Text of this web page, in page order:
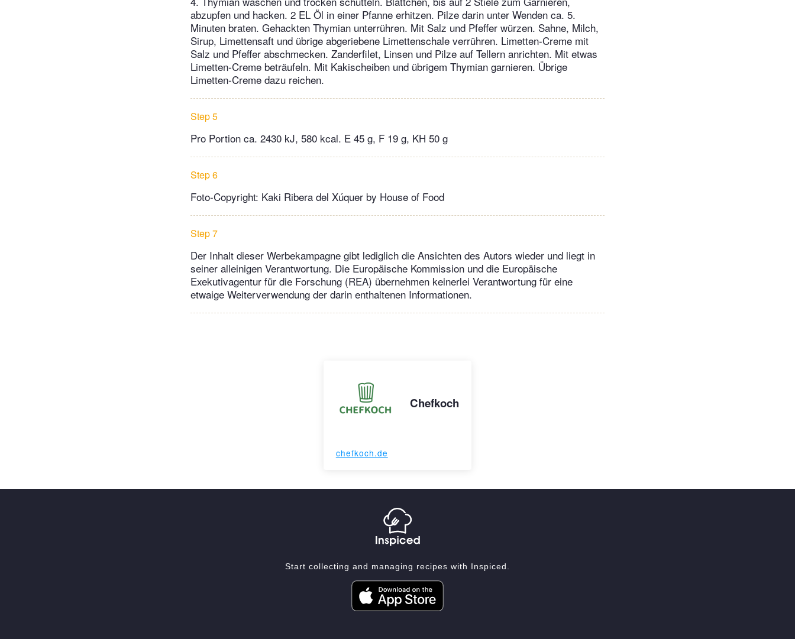
abzupfen und hacken. 2 EL Öl in einer Pfanne erhitzen. Pilze darin unter Wenden ca. 5.
Minuten braten. Gehackten Thymian unterrühren. Mit Salz und Pfeffer würzen. Sahne, Milch,
Sirup, Limettensaft und übrige abgeriebene Limettenschale verrühren. Limetten-Creme mit
Salz und Pfeffer abschmecken. Zanderfilet, Linsen und Pilze auf Tellern anrichten. Mit etwas
Limetten-Creme beträufeln. Mit Kakischeiben und übrigem Thymian garnieren. Übrige
Limetten-Creme dazu reichen.
Step 5
Pro Portion ca. 2430 kJ, 580 kcal. E 45 g, F 19 g, KH 50 g
Step 6
Foto-Copyright: Kaki Ribera del Xúquer by House of Food
Step 7
Der Inhalt dieser Werbekampagne gibt lediglich die Ansichten des Autors wieder und liegt in
seiner alleinigen Verantwortung. Die Europäische Kommission und die Europäische
Exekutivagentur für die Forschung (REA) übernehmen keinerlei Verantwortung für eine
etwaige Weiterverwendung der darin enthaltenen Informationen.
Chefkoch
chefkoch.de
Start collecting and managing recipes with Inspiced.